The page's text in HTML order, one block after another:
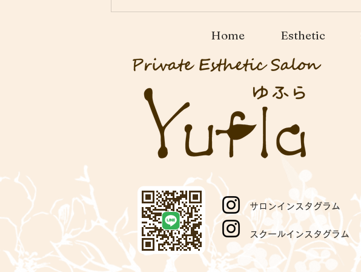
9月エステスクール生募集
中！｜スクールよりお知らせ
Home Esthetic
サロンインスタグラム
スクールインスタグラム